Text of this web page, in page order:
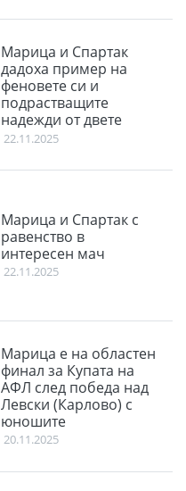
Марица и Спартак
дадоха пример на
феновете си и
подрастващите
надежди от двете
школи
22.11.2025
Марица и Спартак с
равенство в
интересен мач
22.11.2025
Марица е на областен
финал за Купата на
АФЛ след победа над
Левски (Карлово) с
юношите
20.11.2025